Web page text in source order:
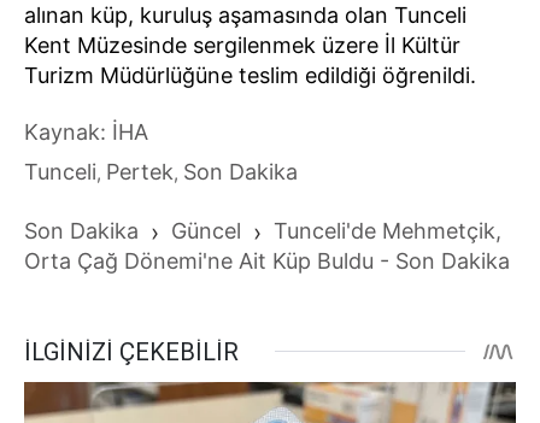
alınan küp, kuruluş aşamasında olan Tunceli
Kent Müzesinde sergilenmek üzere İl Kültür
Turizm Müdürlüğüne teslim edildiği öğrenildi.
Kaynak: İHA
Tunceli, Pertek, Son Dakika
Son Dakika › Güncel › Tunceli'de Mehmetçik,
Orta Çağ Dönemi'ne Ait Küp Buldu - Son Dakika